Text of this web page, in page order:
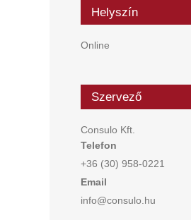
Helyszín
Online
Szervező
Consulo Kft.
Telefon
+36 (30) 958-0221
Email
info@consulo.hu